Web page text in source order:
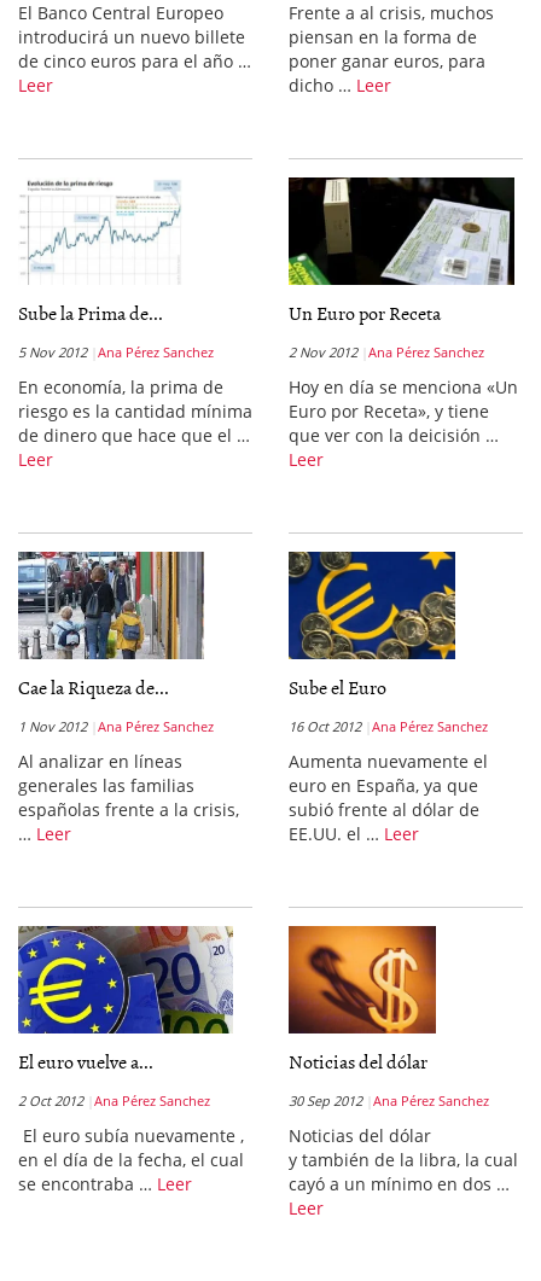
El Banco Central Europeo
introducirá un nuevo billete
de cinco euros para el año …
Leer
Frente a al crisis, muchos
piensan en la forma de
poner ganar euros, para
dicho … Leer
Sube la Prima de...
5 Nov 2012 Ana Pérez Sanchez
En economía, la prima de
riesgo es la cantidad mínima
de dinero que hace que el …
Leer
Un Euro por Receta
2 Nov 2012 Ana Pérez Sanchez
Hoy en día se menciona «Un
Euro por Receta», y tiene
que ver con la deicisión …
Leer
Cae la Riqueza de...
1 Nov 2012 Ana Pérez Sanchez
Al analizar en líneas
generales las familias
españolas frente a la crisis,
… Leer
Sube el Euro
16 Oct 2012 Ana Pérez Sanchez
Aumenta nuevamente el
euro en España, ya que
subió frente al dólar de
EE.UU. el … Leer
El euro vuelve a...
2 Oct 2012 Ana Pérez Sanchez
El euro subía nuevamente ,
en el día de la fecha, el cual
se encontraba … Leer
Noticias del dólar
30 Sep 2012 Ana Pérez Sanchez
Noticias del dólar
y también de la libra, la cual
cayó a un mínimo en dos …
Leer